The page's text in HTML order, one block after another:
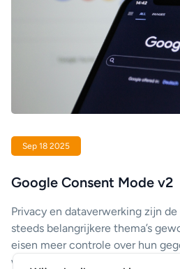
Sep 18 2025
Google Consent Mode v2
Privacy en dataverwerking zijn
steeds belangrijkere thema’s
eisen meer controle over hun
wetgeving, zoals de AVG (GDPR),